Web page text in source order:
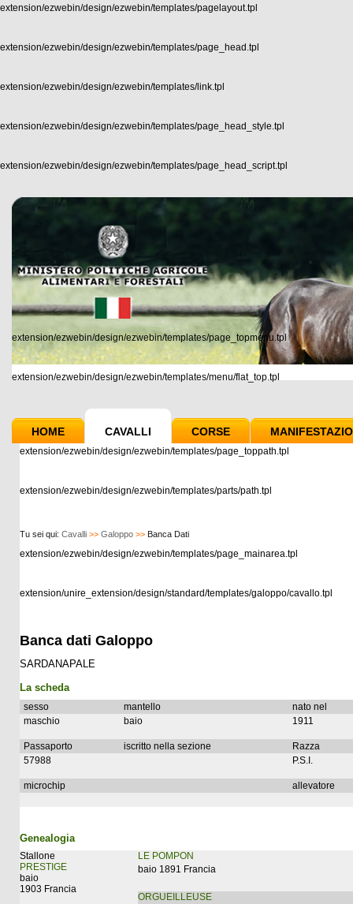
extension/ezwebin/design/ezwebin/templates/pagelayout.tpl
extension/ezwebin/design/ezwebin/templates/page_head.tpl
extension/ezwebin/design/ezwebin/templates/link.tpl
extension/ezwebin/design/ezwebin/templates/page_head_style.tpl
extension/ezwebin/design/ezwebin/templates/page_head_script.tpl
extension/ezwebin/design/ezwebin/templates/page_topmenu.tpl
extension/ezwebin/design/ezwebin/templates/menu/flat_top.tpl
HOME CAVALLI CORSE
extension/ezwebin/design/ezwebin/templates/page_toppath.tpl
extension/ezwebin/design/ezwebin/templates/parts/path.tpl
Tu sei qui: Cavalli >> Galoppo >> Banca Dati
extension/ezwebin/design/ezwebin/templates/page_mainarea.tpl
extension/unire_extension/design/standard/templates/galoppo/cavallo.tpl
Banca dati Galoppo
SARDANAPALE
La scheda
sesso mantello
nato nel
maschio
baio 1911
Passaporto iscritto nella sezione
Razza
57988
P.S.I.
microchip allevatore
Genealogia
Stallone
PRESTIGE
baio
1903 Francia
LE POMPON
baio 1891 Francia
ORGUEILLEUSE